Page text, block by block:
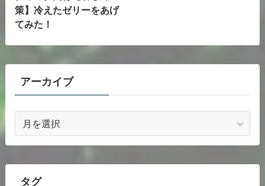
策】冷えたゼリーをあげ
てみた！
アーカイブ
カ
イ
タグ